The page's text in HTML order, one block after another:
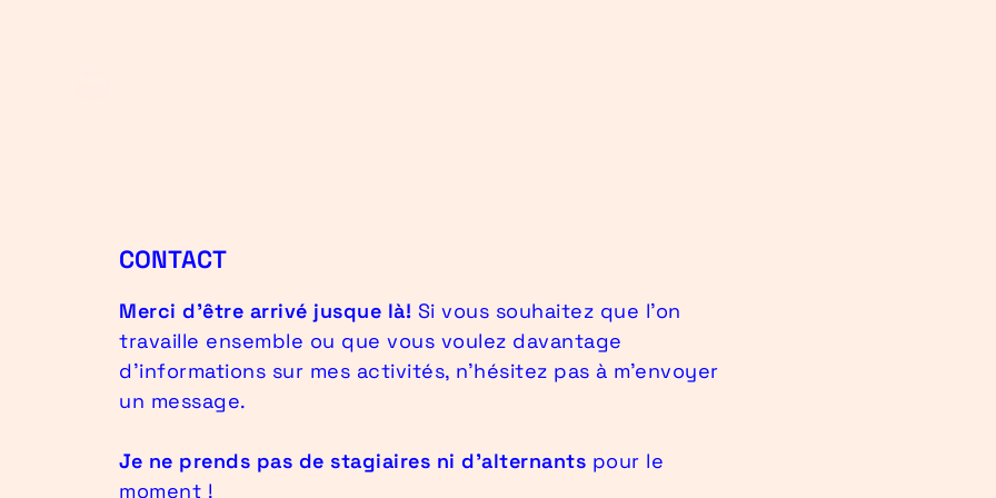
CONTACT
Merci d’être arrivé jusque là! Si vous souhaitez que l’on
travaille ensemble ou que vous voulez davantage
d’informations sur mes activités, n’hésitez pas à m’envoyer
un message.
Je ne prends pas de stagiaires ni d’alternants pour le
moment !